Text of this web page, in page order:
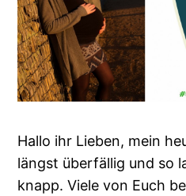
Hallo ihr Lieben, mein
längst überfällig und so
knapp. Viele von Euch